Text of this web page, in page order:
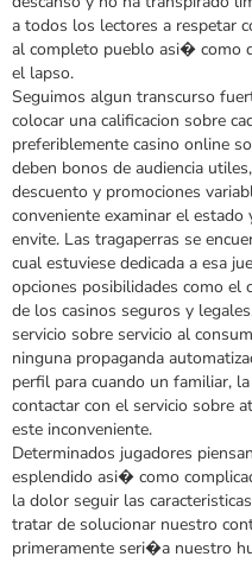
a todos los lectores a respetar
al completo pueblo asi� como
el lapso.
Seguimos algun transcurso
colocar una calificacion sobre
preferiblemente casino online
deben bonos de audiencia
descuento y promociones
conveniente examinar el
envite. Las tragaperras se
cual estuviese dedicada a esa
opciones posibilidades como el
de los casinos seguros y
servicio sobre servicio al
ninguna propaganda
perfil para cuando un familiar,
contactar con el servicio sobre
este inconveniente.
Determinados jugadores
esplendido asi� como
la dolor seguir las
tratar de solucionar nuestro
primeramente seri�a nuestro